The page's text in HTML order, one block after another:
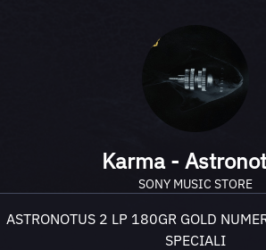
Karma -
SONY MUSIC STORE
ASTRONOTUS 2 LP 180GR GOLD
SPECIALI